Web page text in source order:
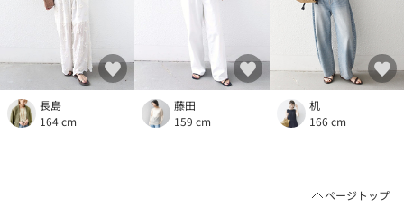
長島
164 cm
藤田
159 cm
机
166 cm
ページトップ